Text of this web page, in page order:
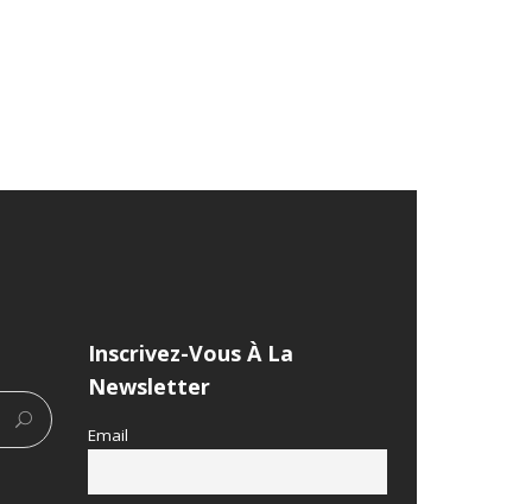
Inscrivez-Vous À La
Newsletter
Email